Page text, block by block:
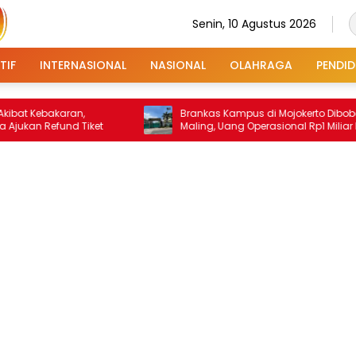
Senin, 10 Agustus 2026
INTERNASIONAL NASIONAL OLAHRAGA
Tiket
Brankas Kampus di Mojokerto Dibobol
Maling, Uang Operasional Rp1 Miliar Raib